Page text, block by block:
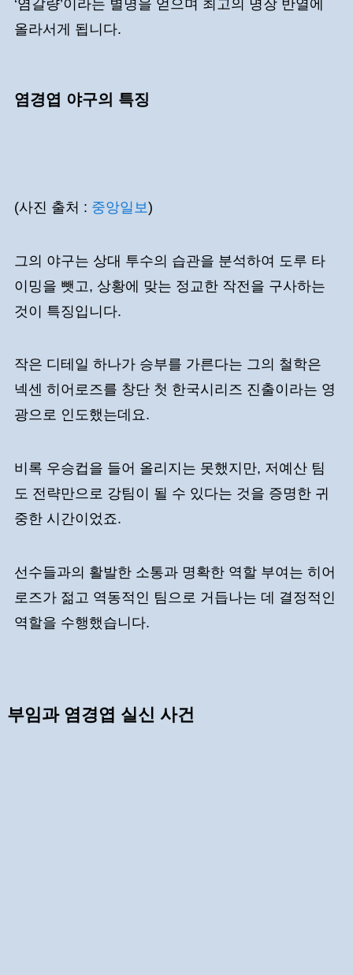
‘염갈량’이라는 별명을 얻으며 최고의 명장 반열에
올라서게 됩니다.
염경엽 야구의 특징
(사진 출처 : 중앙일보)
그의 야구는 상대 투수의 습관을 분석하여 도루 타
이밍을 뺏고, 상황에 맞는 정교한 작전을 구사하는
것이 특징입니다.
작은 디테일 하나가 승부를 가른다는 그의 철학은
넥센 히어로즈를 창단 첫 한국시리즈 진출이라는 영
광으로 인도했는데요.
비록 우승컵을 들어 올리지는 못했지만, 저예산 팀
도 전략만으로 강팀이 될 수 있다는 것을 증명한 귀
중한 시간이었죠.
선수들과의 활발한 소통과 명확한 역할 부여는 히어
로즈가 젊고 역동적인 팀으로 거듭나는 데 결정적인
역할을 수행했습니다.
부임과 염경엽 실신 사건